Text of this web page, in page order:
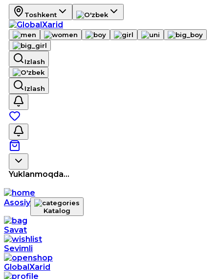
Toshkent
Izlash
Izlash
Yuklanmoqda...
Asosiy
Katalog
Savat
Sevimli
GlobalXarid